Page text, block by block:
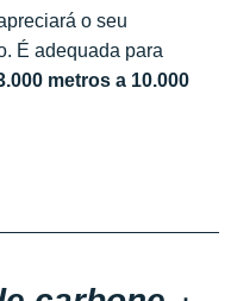
o seu
É adequada para
metros a 10.000